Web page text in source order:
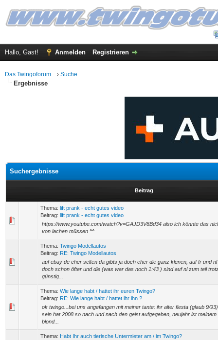
Hallo, Gast! Anmelden Registrieren
Das Twingoforum... › Suche
Ergebnisse
Suchergebnisse
Beitrag
Thema: lift prank - echt gutes video
Beitrag: lift prank - echt gutes video
https://www.youtube.com/watch?v=GAJD3V8Bd34 also ich könnte das
von lachen müssen ^^
Thema: Twingo Modellautos
Beitrag: RE: Twingo Modellautos
auf ebay de eher selten da gibts ja doch eher die ganz klenen, auf fr und
doch schon öfter und die (was war das noch 1:43 ) sind auf nl zum teil
günstig...
Thema: Wie lange habt / hattet ihr euren Twingo?
Beitrag: RE: Wie lange habt / hattet ihr ihn ?
ok twingo...bei uns angefangen mit meiner tante: ihr alter fiesta (glaub 9/
sein hat 2008 so nach und nach den geist aufgegeben, neujahr ist
blond...
Thema: Habt Ihr auch tierische Untermieter am / im Twingo?